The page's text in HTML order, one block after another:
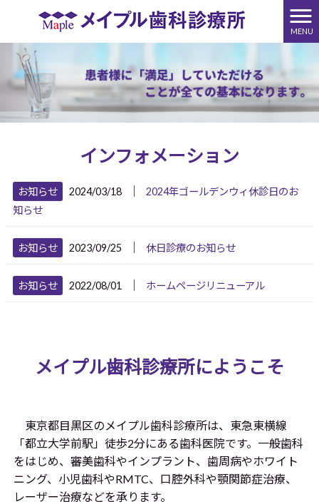
MENU
インフォメーション
お知らせ 2024/03/18
2024年ゴールデンウィ休診日のお
知らせ
お知らせ 2023/09/25 休日診療のお知らせ
お知らせ 2022/08/01 ホームページリニューアル
メイプル歯科診療所にようこそ
東京都目黒区のメイプル歯科診療所は、東急東横線
「都立大学前駅」徒歩2分にある歯科医院です。一般歯科
をはじめ、審美歯科やインプラント、歯周病やホワイト
ニング、小児歯科やRMTC、口腔外科や顎関節症治療、
レーザー治療などを承ります。